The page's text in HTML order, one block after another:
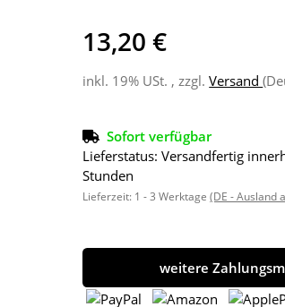
13,20 €
inkl. 19% USt. , zzgl.Versand
Sofort verfügbar
Lieferstatus: Versandfertig
Stunden
Lieferzeit: 1 - 3 Werktage(DE - Ausland
weitere